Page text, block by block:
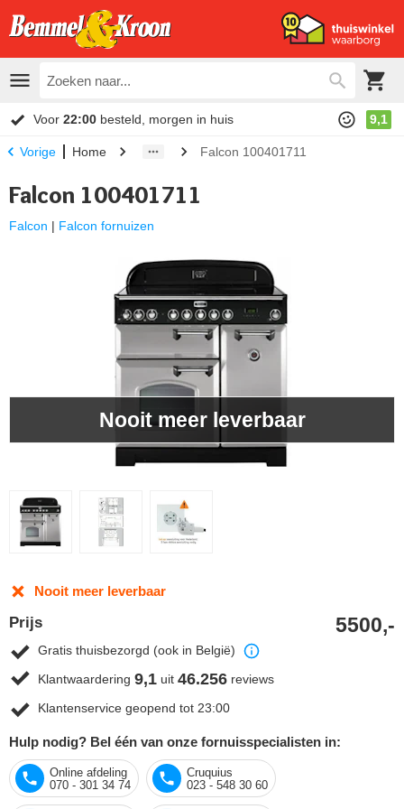
Voor 22:00 besteld, morgen in huis 9,1
Vorige Home Falcon 100401711
Falcon 100401711
Falcon | Falcon fornuizen
Nooit meer leverbaar
Nooit meer leverbaar
Prijs 5500,-
Gratis thuisbezorgd (ook in België)
Klantwaardering 9,1 uit 46.256 reviews
Klantenservice geopend tot 23:00
Hulp nodig? Bel één van onze fornuisspecialisten in:
Online afdeling
070 - 301 34 74
Cruquius
023 - 548 30 60